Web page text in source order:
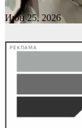
Июн 25, 2026
РЕКЛАМА